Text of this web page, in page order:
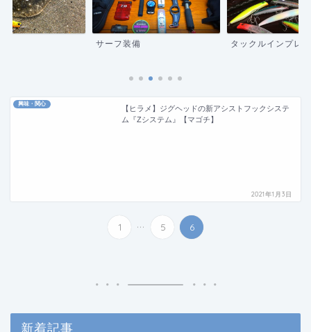
サーフ装備 タックルインプレ
興味・関心
【ヒラメ】ジグヘッドの新アシストフックシステ
ム『Zシステム』【マゴチ】
2021年1月3日
1 ... 5 6
新着記事